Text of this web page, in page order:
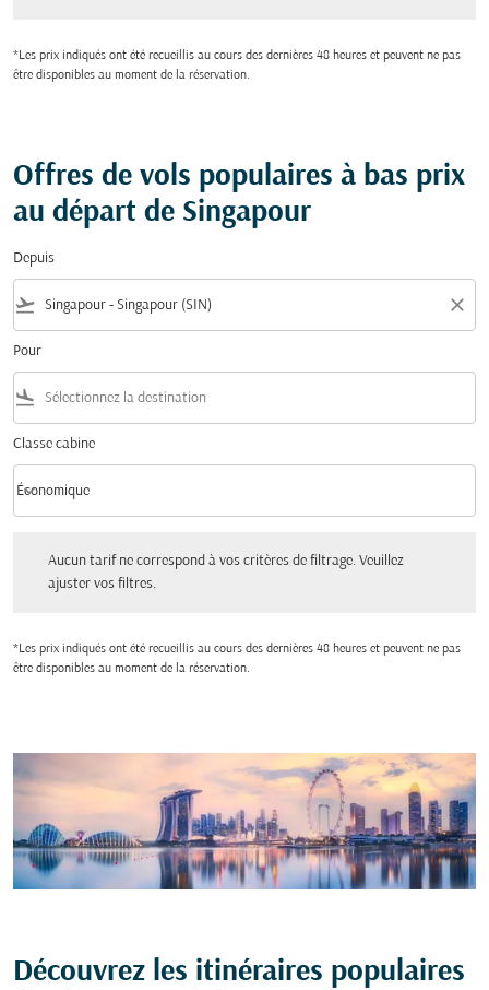
*Les prix indiqués ont été recueillis au cours des dernières 48 heures et peuvent ne pas
être disponibles au moment de la réservation.
Offres de vols populaires à bas prix
au départ de Singapour
Depuis
flight_takeoff close
Pour
flight_land
Classe cabine
Classe cabine option Économique Selected
Économique
keyboard_arrow_down
Aucun tarif ne correspond à vos critères de filtrage. Veuillez
ajuster vos filtres.
*Les prix indiqués ont été recueillis au cours des dernières 48 heures et peuvent ne pas
être disponibles au moment de la réservation.
Découvrez les itinéraires populaires